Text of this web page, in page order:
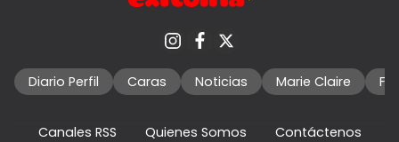
Diario Perfil Caras Noticias Marie Claire
Canales RSS Quienes Somos
Contáctenos